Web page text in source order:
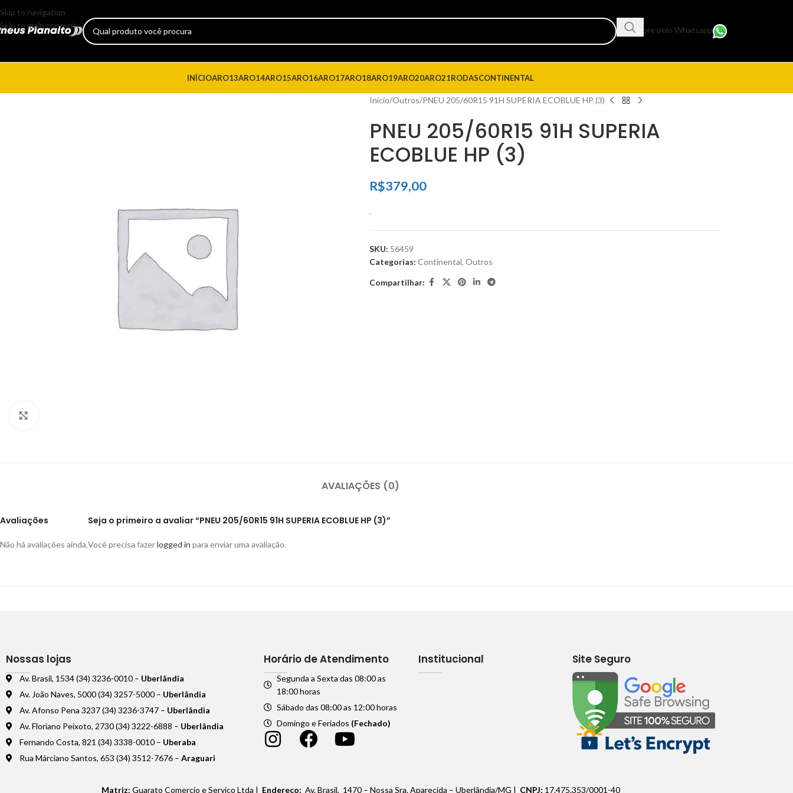
Skip to navigation
Skip to main content
Compre pelo Whatsapp
INÍCIOARO13ARO14ARO15ARO16ARO17ARO18ARO19ARO20ARO21RODASCONTINENTAL
Início Outros PNEU 205/60R15 91H SUPERIA ECOBLUE HP (3)
PNEU 205/60R15 91H SUPERIA
ECOBLUE HP (3)
R$379,00
.
SKU: 56459
Categorias: Continental, Outros
Compartilhar:
AVALIAÇÕES (0)
Avaliações
Não há avaliações ainda.
Seja o primeiro a avaliar “PNEU 205/60R15 91H SUPERIA ECOBLUE HP (3)”
Você precisa fazerlogged in para enviar uma avaliação.
Nossas lojas
Av. Brasil, 1534 (34) 3236-0010 – Uberlândia
Av. João Naves, 5000 (34) 3257-5000 – Uberlândia
Av. Afonso Pena 3237 (34) 3236-3747 – Uberlândia
Av. Floriano Peixoto, 2730 (34) 3222-6888 – Uberlândia
Fernando Costa, 821 (34) 3338-0010 – Uberaba
Rua Márciano Santos, 653 (34) 3512-7676 – Araguari
Horário de Atendimento
Segunda a Sexta das 08:00 as
18:00 horas
Sábado das 08:00 as 12:00 horas
Domingo e Feriados (Fechado)
Institucional Site Seguro
Matriz: Guarato Comercio e Serviço Ltda | Endereço: Av. Brasil, 1470 – Nossa Sra. Aparecida – Uberlândia/MG | CNPJ: 17.475.353/0001-40